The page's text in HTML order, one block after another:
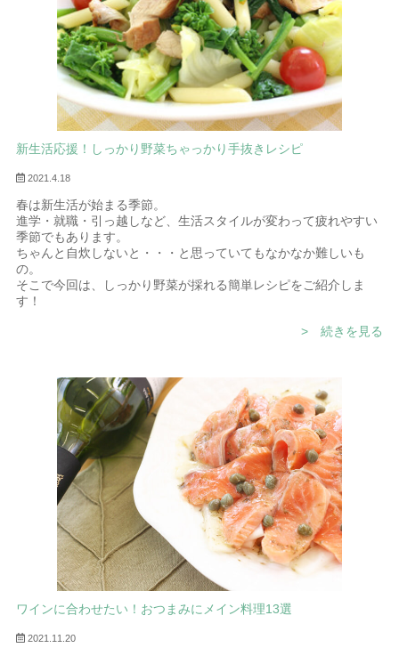
新生活応援！しっかり野菜ちゃっかり手抜きレシピ
2021.4.18
春は新生活が始まる季節。
進学・就職・引っ越しなど、生活スタイルが変わって疲れやすい
季節でもあります。
ちゃんと自炊しないと・・・と思っていてもなかなか難しいも
の。
そこで今回は、しっかり野菜が採れる簡単レシピをご紹介しま
す！
> 続きを見る
ワインに合わせたい！おつまみにメイン料理13選
2021.11.20